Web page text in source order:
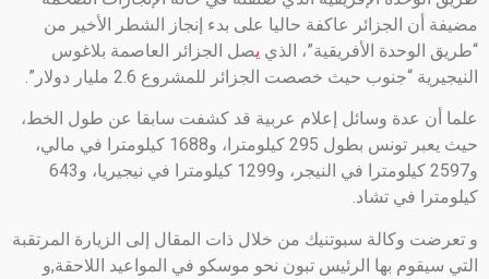
مضيفة أن الجزائر عاكفة حاليا على بدء إنجاز الشطر الأخير من
“طريق الوحدة الأفريقية”، الذي يصل الجزائر العاصمة بلاغوس
النيجيرية “جنوب حيث خصصت الجزائر للمشروع 2.6 مليار دولار”.
علما أن عدة وسائل إعلام عربية قد كشفت سابقا عن طول الخط،
حيث يعبر تونس بطول 295 كيلومترا، و1688 كيلومترا في مالي،
و2597 كيلومترا في النيجر، و1299 كيلومترا في نيجيريا، و643
كيلومترا في تشاد.
و تعرضت وكالة سبوتنيك من خلال ذات المقال إلى الزيارة المرتقبة
التي سيقوم بها الرئيس تبون نحو موسكو في المواعيد اللاحقة,و